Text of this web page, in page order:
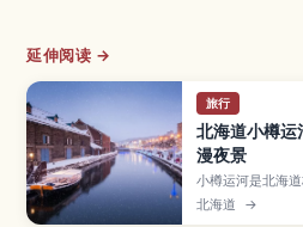
延伸阅读 →
旅行
北海道小樽运
漫夜景
小樽运河是北海
着石造仓库和复
晚灯光倒映在水
北海道 →